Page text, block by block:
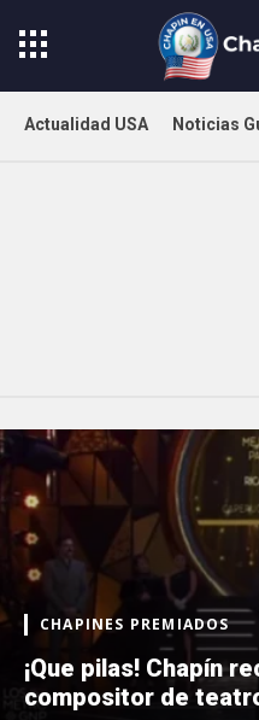
Actualidad USA Noticias
CHAPINES PREMIADOS
¡Que pilas! Chapín
compositor de